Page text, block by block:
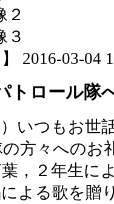
2016-03-04
トロール隊
）いつもお世
方々へのお
，２年生に
よる歌を贈